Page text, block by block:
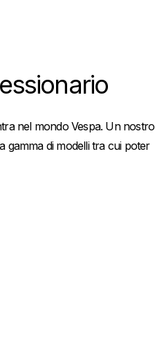
nel mondo Vespa. Un nostro
gamma di modelli tra cui poter